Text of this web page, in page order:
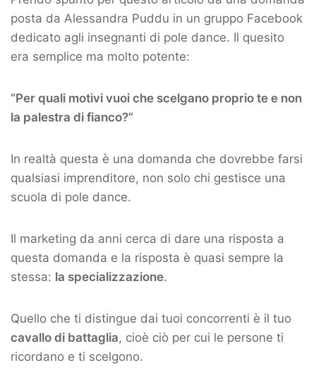
posta da Alessandra Puddu in un gruppo Facebook
dedicato agli insegnanti di pole dance. Il quesito
era semplice ma molto potente:
“Per quali motivi vuoi che scelgano proprio te e non
la palestra di fianco?”
In realtà questa è una domanda che dovrebbe farsi
qualsiasi imprenditore, non solo chi gestisce una
scuola di pole dance.
Il marketing da anni cerca di dare una risposta a
questa domanda e la risposta è quasi sempre la
stessa: la specializzazione.
Quello che ti distingue dai tuoi concorrenti è il tuo
cavallo di battaglia, cioè ciò per cui le persone ti
ricordano e ti scelgono.